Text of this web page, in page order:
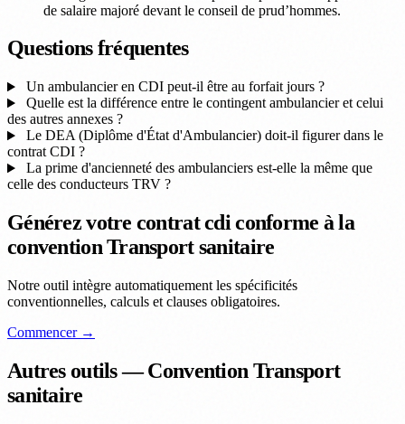
de salaire majoré devant le conseil de prud’hommes.
Questions fréquentes
Un ambulancier en CDI peut-il être au forfait jours ?
Quelle est la différence entre le contingent ambulancier et celui
des autres annexes ?
Le DEA (Diplôme d'État d'Ambulancier) doit-il figurer dans le
contrat CDI ?
La prime d'ancienneté des ambulanciers est-elle la même que
celle des conducteurs TRV ?
Générez votre contrat cdi conforme à la
convention Transport sanitaire
Notre outil intègre automatiquement les spécificités
conventionnelles, calculs et clauses obligatoires.
Commencer →
Autres outils — Convention Transport
sanitaire